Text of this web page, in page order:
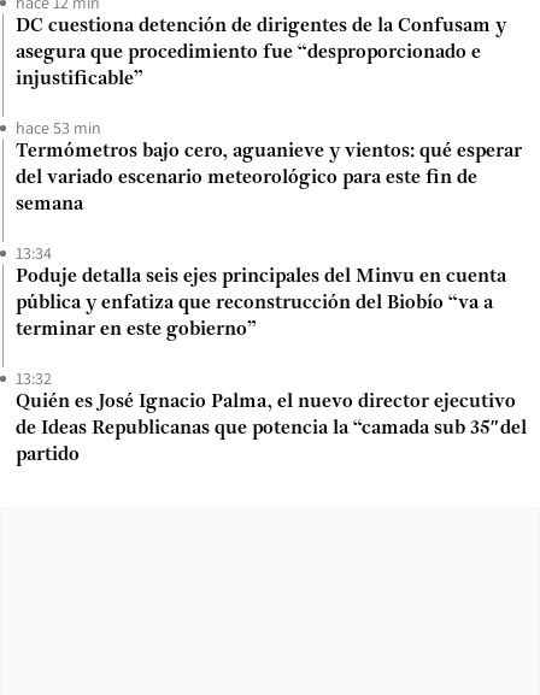
DC cuestiona detención de dirigentes de la Confusam y
asegura que procedimiento fue “desproporcionado e
injustificable”
hace 53 min
Termómetros bajo cero, aguanieve y vientos: qué esperar
del variado escenario meteorológico para este fin de
semana
13:34
Poduje detalla seis ejes principales del Minvu en cuenta
pública y enfatiza que reconstrucción del Biobío “va a
terminar en este gobierno”
13:32
Quién es José Ignacio Palma, el nuevo director ejecutivo
de Ideas Republicanas que potencia la “camada sub 35″del
partido